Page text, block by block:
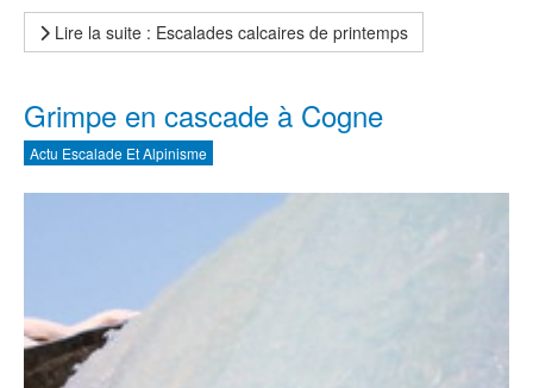
Lire la suite : Escalades calcaires de printemps
Grimpe en cascade à Cogne
Actu Escalade Et Alpinisme